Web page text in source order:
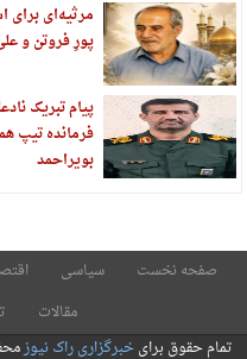
مرثیه‌ای برای
پورِ فروتن و
پیام تبریک
بویراحمد
صفحه نخست سیاسی
مقالات
تمام حقوق برایخبرگزاری راک نیوز